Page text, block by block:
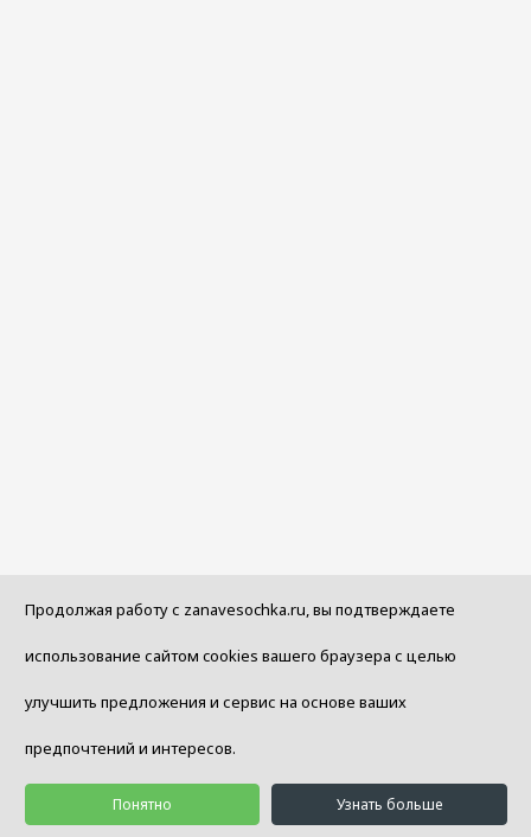
Продолжая работу с zanavesochka.ru, вы подтверждаете
использование сайтом cookies вашего браузера с целью
улучшить предложения и сервис на основе ваших
предпочтений и интересов.
Понятно Узнать больше